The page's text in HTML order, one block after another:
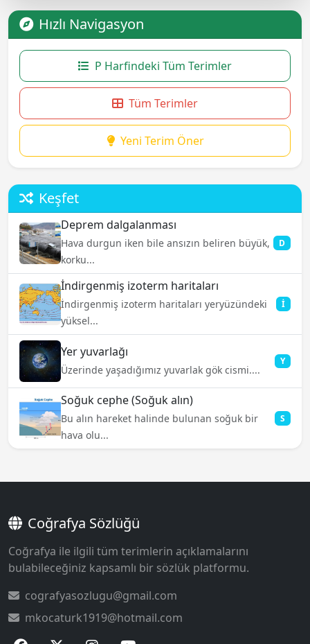
Hızlı Navigasyon
P Harfindeki Tüm Terimler
Tüm Terimler
Yeni Terim Öner
Keşfet
Deprem dalgalanması
Hava durgun iken bile ansızın beliren büyük,
korku...
D
İndirgenmiş izoterm haritaları
İndirgenmiş izoterm haritaları yeryüzündeki
yüksel...
İ
Yer yuvarlağı
Üzerinde yaşadığımız yuvarlak gök cismi....
Y
Soğuk cephe (Soğuk alın)
Bu alın hareket halinde bulunan soğuk bir
hava olu...
S
Coğrafya Sözlüğü
Coğrafya ile ilgili tüm terimlerin açıklamalarını
bulabileceğiniz kapsamlı bir sözlük platformu.
cografyasozlugu@gmail.com
mkocaturk1919@hotmail.com